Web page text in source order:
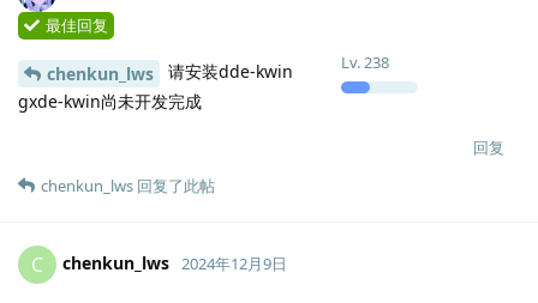
Lv.238
最佳回复
chenkun_lws
请安装dde-kwin
gxde-kwin尚未开发完成
回复
chenkun_lws 回复了此帖
C chenkun_lws 2024年12月9日